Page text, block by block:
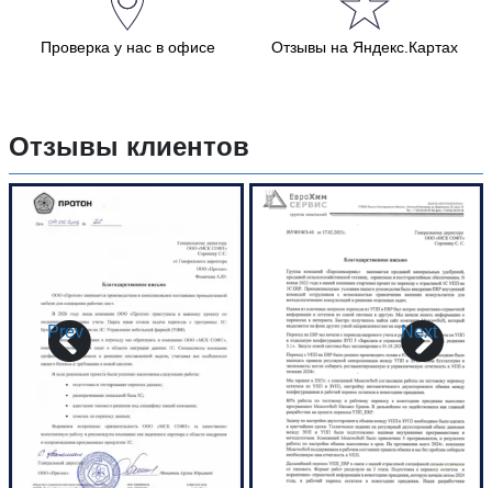
Проверка у нас в офисе Отзывы на Яндекс.Картах
Отзывы клиентов
Prev Next